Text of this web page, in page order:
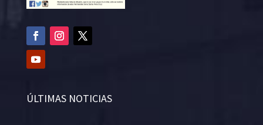
ÚLTIMAS NOTICIAS